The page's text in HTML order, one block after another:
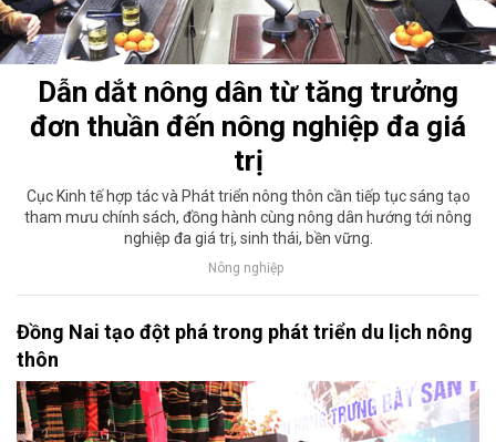
Dẫn dắt nông dân từ tăng trưởng
đơn thuần đến nông nghiệp đa giá
trị
Cục Kinh tế hợp tác và Phát triển nông thôn cần tiếp tục sáng tạo
tham mưu chính sách, đồng hành cùng nông dân hướng tới nông
nghiệp đa giá trị, sinh thái, bền vững.
Nông nghiệp
Đồng Nai tạo đột phá trong phát triển du lịch nông
thôn